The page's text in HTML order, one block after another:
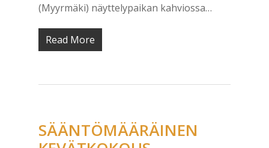
(Myyrmäki) näyttelypaikan kahviossa…
Read More
SÄÄNTÖMÄÄRÄINEN